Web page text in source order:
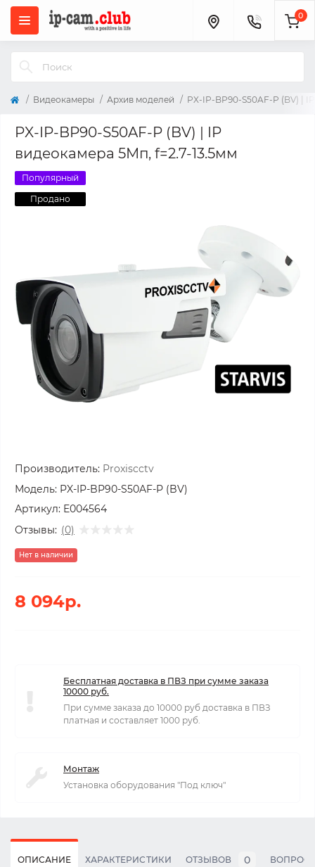
0
Видеокамеры Архив моделей PX-IP-BP90-S50AF-P (BV) |
PX-IP-BP90-S50AF-P (BV) | IP
видеокамера 5Мп, f=2.7-13.5мм
Популярный
Продано
Производитель: Proxiscctv
Модель: PX-IP-BP90-S50AF-P (BV)
Артикул: E004564
Отзывы: (0)
Нет в наличии
8 094р.
Бесплатная доставка в ПВЗ при сумме заказа
10000 руб.
При сумме заказа до 10000 руб доставка в ПВЗ
платная и составляет 1000 руб.
Монтаж
Установка оборудования "Под ключ"
ОПИСАНИЕ ХАРАКТЕРИСТИКИ ОТЗЫВОВ 0